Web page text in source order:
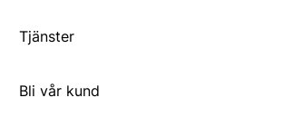
Tjänster
Bli vår kund